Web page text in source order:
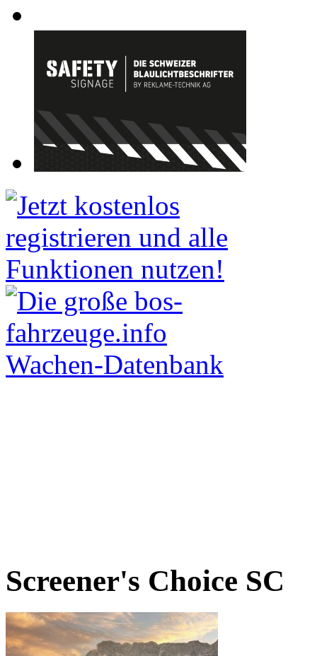
Screener's Choice SC